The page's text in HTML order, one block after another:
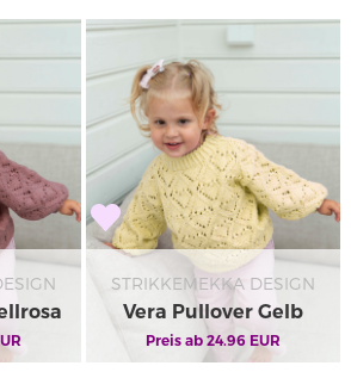
STRIKKEMEKKA DESIGN
Vera Pullover Gelb
Preis ab 24.96 EUR